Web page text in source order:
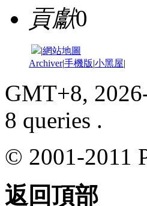
貢獻0
|網站地圖
Archiver|手機版|小黑屋|
GMT+8,
8 queries .
© 2001-2011
返回頂部